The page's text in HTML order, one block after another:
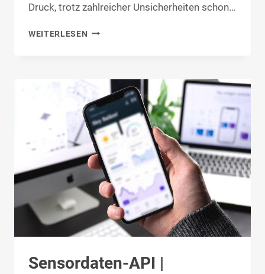
Druck, trotz zahlreicher Unsicherheiten schon…
WEITERLESEN SENSORDATEN
INITIATIVEN
Sensordaten-API |